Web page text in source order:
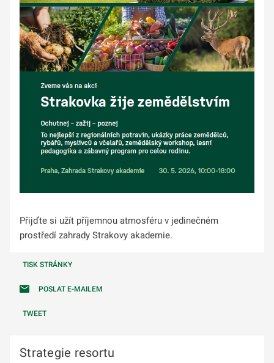
Přijďte si užít příjemnou atmosféru v jedinečném
prostředí zahrady Strakovy akademie.
TISK STRÁNKY
POSLAT E-MAILEM
TWEET
Strategie resortu